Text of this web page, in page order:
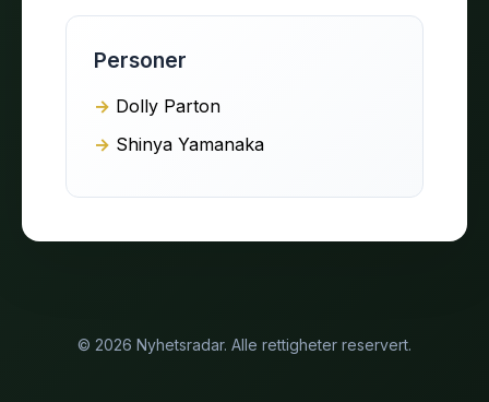
Personer
Dolly Parton
Shinya Yamanaka
© 2026 Nyhetsradar. Alle rettigheter reservert.